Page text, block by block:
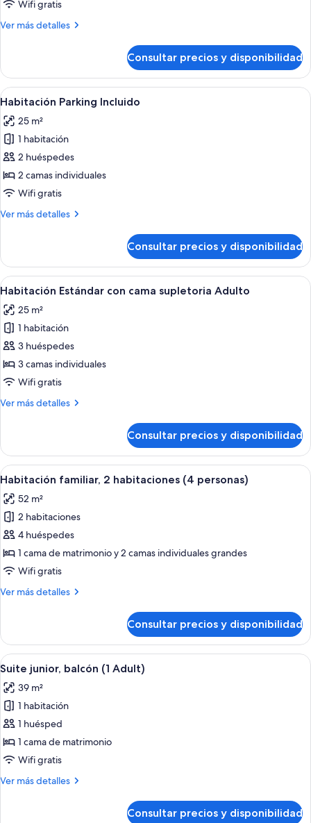
Wifi gratis
Ver más detalles
Más
Club
doble
Consultar precios y disponibilidad
Abrir
todas
las
fotos
de
Habitación
Parking
Habitación de hotel con cama, una
6
Habitación Parking Incluido
25 m²
1 habitación
2 huéspedes
2 camas individuales
Wifi gratis
Ver más detalles
Más
Parking
Incluido
Consultar precios y disponibilidad
Abrir
todas
las
fotos
de
Habitación
Estándar
cama
Una habitación de hotel con cama,
5
Habitación Estándar con cama supletoria Adulto
25 m²
1 habitación
3 huéspedes
3 camas individuales
Wifi gratis
Ver más detalles
Más
Estándar
con
cama
Adulto
Consultar precios y disponibilidad
Abrir
todas
las
fotos
de
Habitación
familiar,
habitaciones
Habitación de hotel con una cama
11
Habitación familiar, 2 habitaciones (4 personas)
52 m²
2 habitaciones
4 huéspedes
1 cama de matrimonio y 2 camas individuales grandes
Wifi gratis
Ver más detalles
Más
familiar,
habitaciones
personas)
Consultar precios y disponibilidad
Abrir
todas
las
fotos
de
Suite
junior,
(1
Una habitación de hotel moderna
15
Suite junior, balcón (1 Adult)
39 m²
1 habitación
1 huésped
1 cama de matrimonio
Wifi gratis
Ver más detalles
Más
Consultar precios y disponibilidad